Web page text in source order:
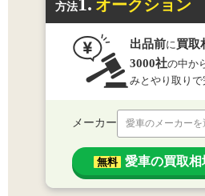
方法 オークション
出品前に 買取
3000社の中か
みとやり取りで
メーカー 愛車のメーカーを
無料 愛車の買取相